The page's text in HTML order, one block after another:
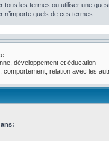
tous les termes ou utiliser une
n’importe quels de ces termes